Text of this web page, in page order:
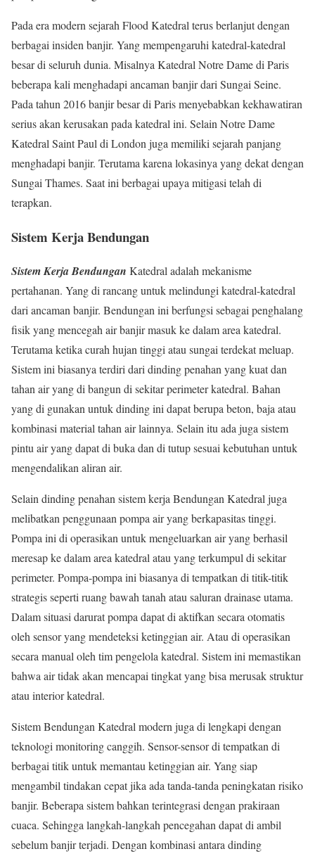
Pada era modern sejarah Flood Katedral terus berlanjut dengan
berbagai insiden banjir. Yang mempengaruhi katedral-katedral
besar di seluruh dunia. Misalnya Katedral Notre Dame di Paris
beberapa kali menghadapi ancaman banjir dari Sungai Seine.
Pada tahun 2016 banjir besar di Paris menyebabkan kekhawatiran
serius akan kerusakan pada katedral ini. Selain Notre Dame
Katedral Saint Paul di London juga memiliki sejarah panjang
menghadapi banjir. Terutama karena lokasinya yang dekat dengan
Sungai Thames. Saat ini berbagai upaya mitigasi telah di
terapkan.
Sistem Kerja Bendungan
Sistem Kerja Bendungan Katedral adalah mekanisme
pertahanan. Yang di rancang untuk melindungi katedral-katedral
dari ancaman banjir. Bendungan ini berfungsi sebagai penghalang
fisik yang mencegah air banjir masuk ke dalam area katedral.
Terutama ketika curah hujan tinggi atau sungai terdekat meluap.
Sistem ini biasanya terdiri dari dinding penahan yang kuat dan
tahan air yang di bangun di sekitar perimeter katedral. Bahan
yang di gunakan untuk dinding ini dapat berupa beton, baja atau
kombinasi material tahan air lainnya. Selain itu ada juga sistem
pintu air yang dapat di buka dan di tutup sesuai kebutuhan untuk
mengendalikan aliran air.
Selain dinding penahan sistem kerja Bendungan Katedral juga
melibatkan penggunaan pompa air yang berkapasitas tinggi.
Pompa ini di operasikan untuk mengeluarkan air yang berhasil
meresap ke dalam area katedral atau yang terkumpul di sekitar
perimeter. Pompa-pompa ini biasanya di tempatkan di titik-titik
strategis seperti ruang bawah tanah atau saluran drainase utama.
Dalam situasi darurat pompa dapat di aktifkan secara otomatis
oleh sensor yang mendeteksi ketinggian air. Atau di operasikan
secara manual oleh tim pengelola katedral. Sistem ini memastikan
bahwa air tidak akan mencapai tingkat yang bisa merusak struktur
atau interior katedral.
Sistem Bendungan Katedral modern juga di lengkapi dengan
teknologi monitoring canggih. Sensor-sensor di tempatkan di
berbagai titik untuk memantau ketinggian air. Yang siap
mengambil tindakan cepat jika ada tanda-tanda peningkatan risiko
banjir. Beberapa sistem bahkan terintegrasi dengan prakiraan
cuaca. Sehingga langkah-langkah pencegahan dapat di ambil
sebelum banjir terjadi. Dengan kombinasi antara dinding